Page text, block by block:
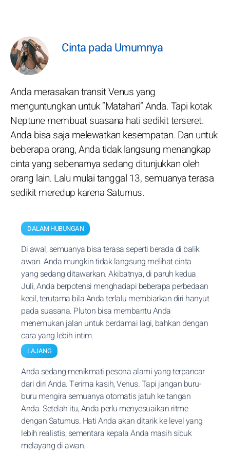
Cinta pada Umumnya
Anda merasakan transit Venus yang
menguntungkan untuk “Matahari” Anda. Tapi kotak
Neptune membuat suasana hati sedikit terseret.
Anda bisa saja melewatkan kesempatan. Dan untuk
beberapa orang, Anda tidak langsung menangkap
cinta yang sebenarnya sedang ditunjukkan oleh
orang lain. Lalu mulai tanggal 13, semuanya terasa
sedikit meredup karena Saturnus.
DALAM HUBUNGAN
Di awal, semuanya bisa terasa seperti berada di balik
awan. Anda mungkin tidak langsung melihat cinta
yang sedang ditawarkan. Akibatnya, di paruh kedua
Juli, Anda berpotensi menghadapi beberapa perbedaan
kecil, terutama bila Anda terlalu membiarkan diri hanyut
pada suasana. Pluton bisa membantu Anda
menemukan jalan untuk berdamai lagi, bahkan dengan
cara yang lebih intim.
LAJANG
Anda sedang menikmati pesona alami yang terpancar
dari diri Anda. Terima kasih, Venus. Tapi jangan buru-
buru mengira semuanya otomatis jatuh ke tangan
Anda. Setelah itu, Anda perlu menyesuaikan ritme
dengan Saturnus. Hati Anda akan ditarik ke level yang
lebih realistis, sementara kepala Anda masih sibuk
melayang di awan.